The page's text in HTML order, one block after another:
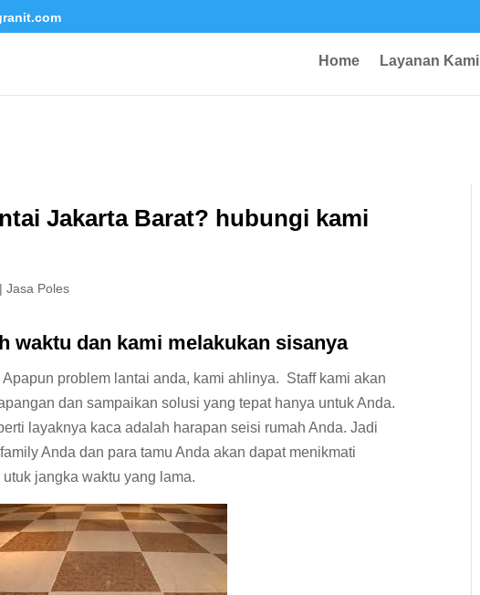
Home Layanan Kami
Jakarta Barat? hubungi kami
|Jasa Poles
waktu dan kami melakukan sisanya
Apapun problem lantai anda, kami ahlinya. Staff kami akan
dan sampaikan solusi yang tepat hanya untuk Anda.
layaknya kaca adalah harapan seisi rumah Anda. Jadi
Anda dan para tamu Anda akan dapat menikmati
jangka waktu yang lama.